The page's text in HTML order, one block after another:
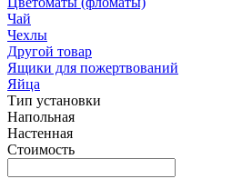
Чай
Чехлы
Другой товар
Ящики для пожертвований
Яйца
Тип установки
Напольная
Настенная
Стоимость